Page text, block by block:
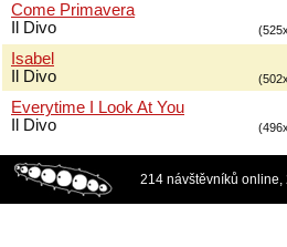
Come Primavera
Il Divo
Isabel
Il Divo
Everytime I Look At You
Il Divo
214 návštěvníků